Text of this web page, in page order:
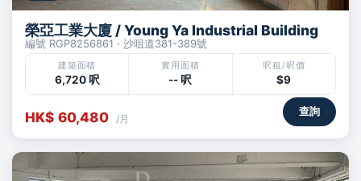
榮亞工業大廈 / Young Ya Industrial Building
編號 RGP8256861 · 沙咀道381-389號
建築面積
6,720 呎
實用面積
-- 呎
呎租/呎價
$9
HK$ 60,480 /月
查詢